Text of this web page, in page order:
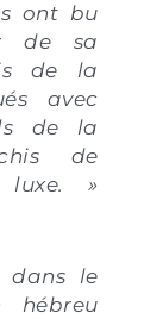
ont bu
de sa
de la
avec
de la
de
luxe. »
dans le
hébreu